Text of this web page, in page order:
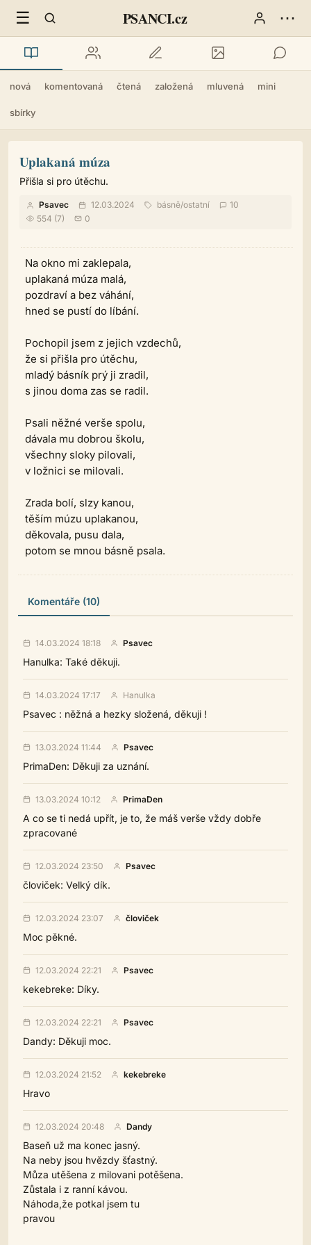
☰ PSANCI.cz ⋯
nová komentovaná čtená založená mluvená mini
sbírky
Uplakaná múza
Přišla si pro útěchu.
Psavec 12.03.2024 básně/ostatní
10
554 (7)
0
Na okno mi zaklepala,
uplakaná múza malá,
pozdraví a bez váhání,
hned se pustí do líbání.
Pochopil jsem z jejich vzdechů,
že si přišla pro útěchu,
mladý básník prý ji zradil,
s jinou doma zas se radil.
Psali něžné verše spolu,
dávala mu dobrou školu,
všechny sloky pilovali,
v ložnici se milovali.
Zrada bolí, slzy kanou,
těším múzu uplakanou,
děkovala, pusu dala,
potom se mnou básně psala.
Komentáře (10)
14.03.2024 18:18 Psavec
Hanulka: Také děkuji.
14.03.2024 17:17 Hanulka
Psavec : něžná a hezky složená, děkuji !
13.03.2024 11:44 Psavec
PrimaDen: Děkuji za uznání.
13.03.2024 10:12 PrimaDen
A co se ti nedá upřít, je to, že máš verše vždy dobře
zpracované
12.03.2024 23:50 Psavec
človiček: Velký dík.
12.03.2024 23:07 človiček
Moc pěkné.
12.03.2024 22:21 Psavec
kekebreke: Díky.
12.03.2024 22:21 Psavec
Dandy: Děkuji moc.
12.03.2024 21:52 kekebreke
Hravo
12.03.2024 20:48 Dandy
Baseň už ma konec jasný.
Na neby jsou hvězdy šťastný.
Můza utěšena z milovani potěšena.
Zůstala i z ranní kávou.
Náhoda,že potkal jsem tu
pravou